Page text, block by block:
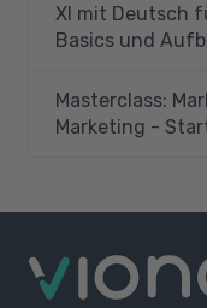
XI mit Deutsch
Basics und
Masterclass:
Marketing -